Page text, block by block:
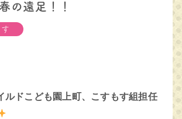
の遠足！！
ルドこども園上町、こすもす組担任